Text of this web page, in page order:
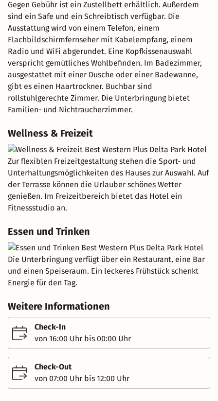
Gegen Gebühr ist ein Zustellbett erhältlich. Außerdem
sind ein Safe und ein Schreibtisch verfügbar. Die
Ausstattung wird von einem Telefon, einem
Flachbildschirmfernseher mit Kabelempfang, einem
Radio und WiFi abgerundet. Eine Kopfkissenauswahl
verspricht gemütliches Wohlbefinden. Im Badezimmer,
ausgestattet mit einer Dusche oder einer Badewanne,
gibt es einen Haartrockner. Buchbar sind
rollstuhlgerechte Zimmer. Die Unterbringung bietet
Familien- und Nichtraucherzimmer.
Wellness & Freizeit
Zur flexiblen Freizeitgestaltung stehen die Sport- und
Unterhaltungsmöglichkeiten des Hauses zur Auswahl. Auf
der Terrasse können die Urlauber schönes Wetter
genießen. Im Freizeitbereich bietet das Hotel ein
Fitnessstudio an.
Essen und Trinken
Die Unterbringung verfügt über ein Restaurant, eine Bar
und einen Speiseraum. Ein leckeres Frühstück schenkt
Energie für den Tag.
Weitere Informationen
Check-In
von 16:00 Uhr bis 00:00 Uhr
Check-Out
von 07:00 Uhr bis 12:00 Uhr